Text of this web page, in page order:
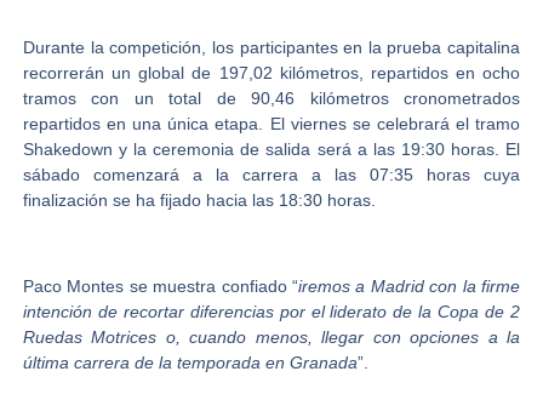
Durante la competición, los participantes en la prueba capitalina
recorrerán un global de 197,02 kilómetros, repartidos en ocho
tramos con un total de 90,46 kilómetros cronometrados
repartidos en una única etapa. El viernes se celebrará el tramo
Shakedown y la ceremonia de salida será a las 19:30 horas. El
sábado comenzará a la carrera a las 07:35 horas cuya
finalización se ha fijado hacia las 18:30 horas.
Paco Montes se muestra confiado “iremos a Madrid con la firme
intención de recortar diferencias por el liderato de la Copa de 2
Ruedas Motrices o, cuando menos, llegar con opciones a la
última carrera de la temporada en Granada”.